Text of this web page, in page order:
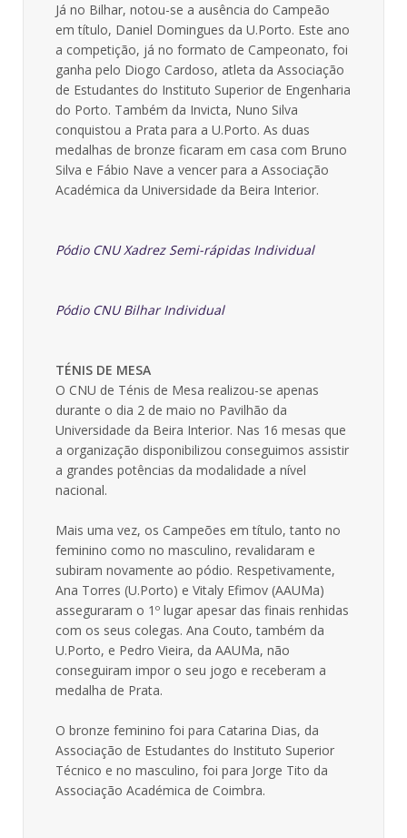
Já no Bilhar, notou-se a ausência do Campeão
em título, Daniel Domingues da U.Porto. Este ano
a competição, já no formato de Campeonato, foi
ganha pelo Diogo Cardoso, atleta da Associação
de Estudantes do Instituto Superior de Engenharia
do Porto. Também da Invicta, Nuno Silva
conquistou a Prata para a U.Porto. As duas
medalhas de bronze ficaram em casa com Bruno
Silva e Fábio Nave a vencer para a Associação
Académica da Universidade da Beira Interior.
Pódio CNU Xadrez Semi-rápidas Individual
Pódio CNU Bilhar Individual
TÉNIS DE MESA
O CNU de Ténis de Mesa realizou-se apenas
durante o dia 2 de maio no Pavilhão da
Universidade da Beira Interior. Nas 16 mesas que
a organização disponibilizou conseguimos assistir
a grandes potências da modalidade a nível
nacional.
Mais uma vez, os Campeões em título, tanto no
feminino como no masculino, revalidaram e
subiram novamente ao pódio. Respetivamente,
Ana Torres (U.Porto) e Vitaly Efimov (AAUMa)
asseguraram o 1º lugar apesar das finais renhidas
com os seus colegas. Ana Couto, também da
U.Porto, e Pedro Vieira, da AAUMa, não
conseguiram impor o seu jogo e receberam a
medalha de Prata.
O bronze feminino foi para Catarina Dias, da
Associação de Estudantes do Instituto Superior
Técnico e no masculino, foi para Jorge Tito da
Associação Académica de Coimbra.